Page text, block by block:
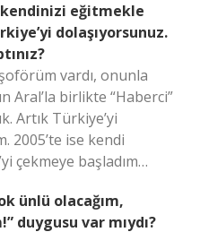
kendinizi eğitmekle
dolaşıyorsunuz.
vardı, onunla
Aral’la birlikte “Haberci”
Artık Türkiye’yi
2005’te ise kendi
çekmeye başladım…
ünlü olacağım,
duygusu var mıydı?